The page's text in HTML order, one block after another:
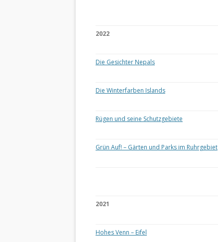
2022
Die Gesichter Nepals
Die Winterfarben Islands
Rügen und seine Schutzgebiete
Grün Auf! – Gärten und Parks im Ruhrgebiet
2021
Hohes Venn – Eifel